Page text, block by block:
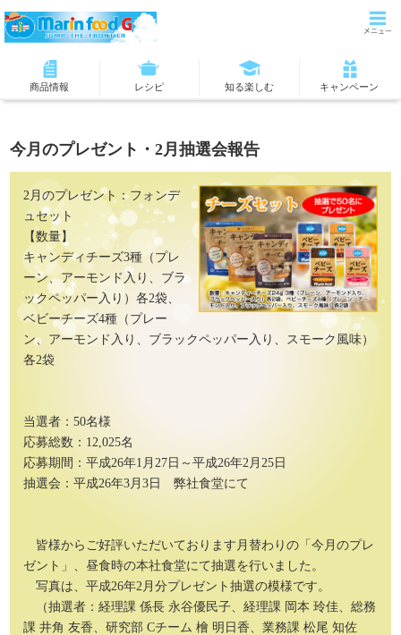
商品情報 レシピ 知る楽しむ キャンペーン
今月のプレゼント・2月抽選会報告
2月のプレゼント：フォンデ
ュセット
【数量】
キャンディチーズ3種（プレ
ーン、アーモンド入り、ブラ
ックペッパー入り）各2袋、
ベビーチーズ4種（プレー
ン、アーモンド入り、ブラックペッパー入り、スモーク風味）
各2袋
当選者：50名様
応募総数：12,025名
応募期間：平成26年1月27日～平成26年2月25日
抽選会：平成26年3月3日 弊社食堂にて
皆様からご好評いただいております月替わりの「今月のプレ
ゼント」、昼食時の本社食堂にて抽選を行いました。
写真は、平成26年2月分プレゼント抽選の模様です。
（抽選者：経理課 係長 永谷優民子、経理課 岡本 玲佳、総務
課 井角 友香、研究部 Cチーム 檜 明日香、業務課 松尾 知佐